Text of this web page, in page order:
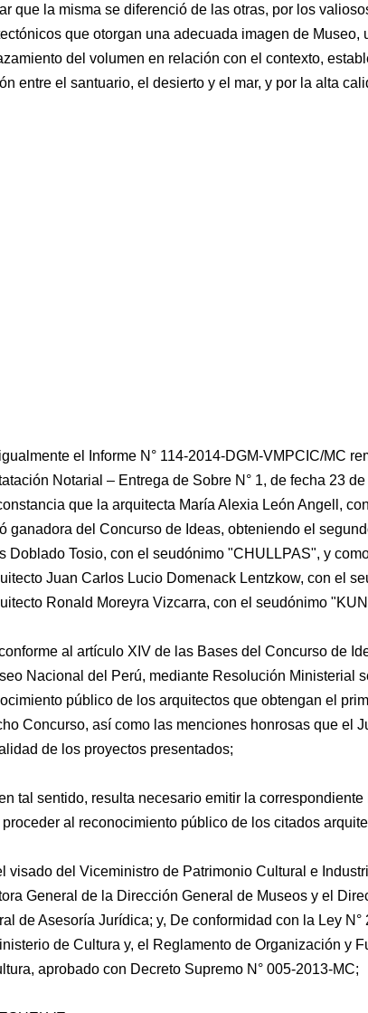
que la misma se diferenció de las otras, por los
que otorgan una adecuada imagen de Museo,
del volumen en relación con el contexto,
entre el santuario, el desierto y el mar, y por la alta
el Informe N° 114-2014-DGM-VMPCIC/MC
Notarial – Entrega de Sobre N° 1, de fecha 23
que la arquitecta María Alexia León Angell,
ganadora del Concurso de Ideas, obteniendo el
Doblado Tosio, con el seudónimo "CHULLPAS", y
Juan Carlos Lucio Domenack Lentzkow, con el
Ronald Moreyra Vizcarra, con el seudónimo
al artículo XIV de las Bases del Concurso de
Nacional del Perú, mediante Resolución Ministerial
público de los arquitectos que obtengan el
Concurso, así como las menciones honrosas que el
de los proyectos presentados;
tal sentido, resulta necesario emitir la
al reconocimiento público de los citados
visado del Viceministro de Patrimonio Cultural e
General de la Dirección General de Museos y el
de Asesoría Jurídica; y, De conformidad con la Ley
de Cultura y, el Reglamento de Organización y
aprobado con Decreto Supremo N° 005-2013-MC;